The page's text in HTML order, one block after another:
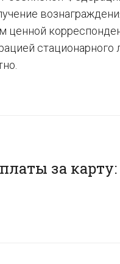
ценной
за карту: